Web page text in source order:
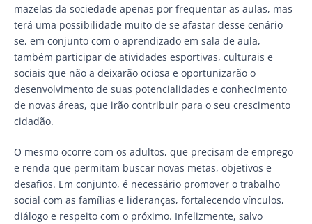
mazelas da sociedade apenas por frequentar as aulas, mas
terá uma possibilidade muito de se afastar desse cenário
se, em conjunto com o aprendizado em sala de aula,
também participar de atividades esportivas, culturais e
sociais que não a deixarão ociosa e oportunizarão o
desenvolvimento de suas potencialidades e conhecimento
de novas áreas, que irão contribuir para o seu crescimento
cidadão.
O mesmo ocorre com os adultos, que precisam de emprego
e renda que permitam buscar novas metas, objetivos e
desafios. Em conjunto, é necessário promover o trabalho
social com as famílias e lideranças, fortalecendo vínculos,
diálogo e respeito com o próximo. Infelizmente, salvo